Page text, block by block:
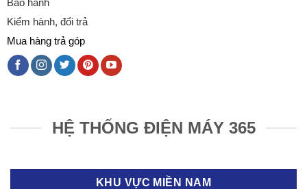
Kiểm hành, đổi trả
Mua hàng trả góp
HỆ THỐNG ĐIỆN MÁY 365
KHU VỰC MIỀN NAM